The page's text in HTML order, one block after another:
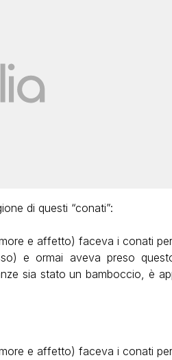
di questi “conati”:
e affetto) faceva i conati
e ormai aveva preso
sia stato un bamboccio, è
e affetto) faceva i conati